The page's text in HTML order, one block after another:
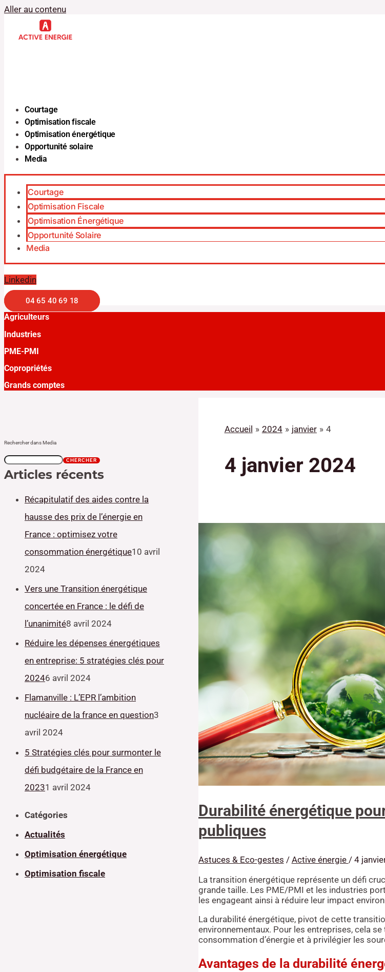
Aller au contenu
Courtage
Optimisation fiscale
Optimisation énergétique
Opportunité solaire
Media
Courtage
Optimisation Fiscale
Optimisation Énergétique
Opportunité Solaire
Media
Linkedin
04 65 40 69 18
Agriculteurs
Industries
PME-PMI
Copropriétés
Grands comptes
Rechercher dans Media
CHERCHER
Articles récents
Récapitulatif des aides contre la
hausse des prix de l’énergie en
France : optimisez votre
consommation énergétique10 avril
2024
Vers une Transition énergétique
concertée en France : le défi de
l’unanimité8 avril 2024
Réduire les dépenses énergétiques
en entreprise: 5 stratégies clés pour
20246 avril 2024
Flamanville : L’EPR l’ambition
nucléaire de la france en question3
avril 2024
5 Stratégies clés pour surmonter le
défi budgétaire de la France en
20231 avril 2024
Catégories
Actualités
Optimisation énergétique
Optimisation fiscale
Accueil 2024 janvier 4
4 janvier 2024
Durabilité énergétique
publiques
Astuces & Eco-gestes / Active énergie / 4
La transition énergétique représente un défi
grande taille. Les PME/PMI et les industries
les engageant ainsi à réduire leur impact
La durabilité énergétique, pivot de cette
environnementaux. Pour les entreprises, cela
consommation d’énergie et à privilégier les
Avantages de la durabilité